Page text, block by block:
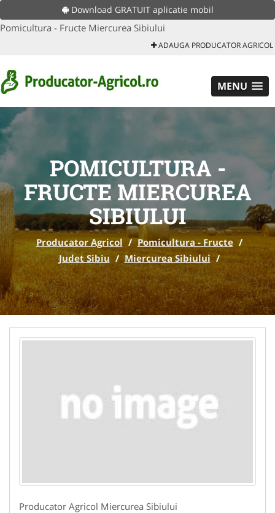
Download GRATUIT aplicatie mobil
Pomicultura - Fructe Miercurea Sibiului
ADAUGA PRODUCATOR AGRICOL
MENU
POMICULTURA -
FRUCTE MIERCUREA
SIBIULUI
Producator Agricol / Pomicultura - Fructe /
Judet Sibiu / Miercurea Sibiului /
Producator Agricol Miercurea Sibiului